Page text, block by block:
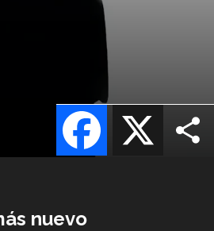
X
Facebook
nuevo